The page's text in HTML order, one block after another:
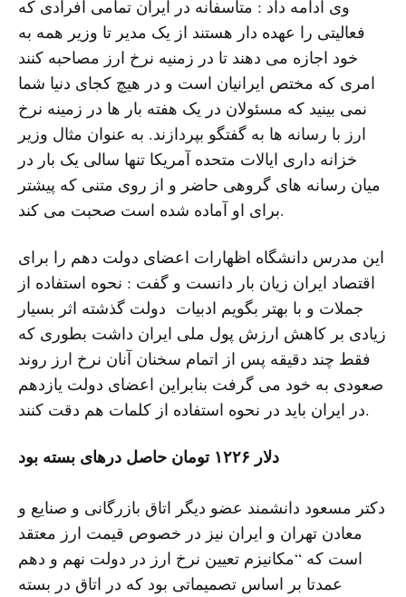
وی ادامه داد : متاسفانه در ایران تمامی افرادی که
فعالیتی را عهده دار هستند از یک مدیر تا وزیر همه به
خود اجازه می دهند تا در زمنیه نرخ ارز مصاحبه کنند
امری که مختص ایرانیان است و در هیچ کجای دنیا شما
نمی بینید که مسئولان در یک هفته بار ها در زمینه نرخ
ارز با رسانه ها به گفتگو بپردازند. به عنوان مثال وزیر
خزانه داری ایالات متحده آمریکا تنها سالی یک بار در
میان رسانه های گروهی حاضر و از روی متنی که پیشتر
برای او آماده شده است صحبت می کند.
این مدرس دانشگاه اظهارات اعضای دولت دهم را برای
اقتصاد ایران زیان بار دانست و گفت : نحوه استفاده از
جملات و با بهتر بگویم ادبیات دولت گذشته اثر بسیار
زیادی بر کاهش ارزش پول ملی ایران داشت بطوری که
فقط چند دقیقه پس از اتمام سخنان آنان نرخ ارز روند
صعودی به خود می گرفت بنابراین اعضای دولت یازدهم
در ایران باید در نحوه استفاده از کلمات هم دقت کنند.
دلار ۱۲۲۶ تومان حاصل درهای بسته بود
دکتر مسعود دانشمند عضو دیگر اتاق بازرگانی و صنایع و
معادن تهران و ایران نیز در خصوص قیمت ارز معتقد
است که “مکانیزم تعیین نرخ ارز در دولت نهم و دهم
عمدتا بر اساس تصمیماتی بود که در اتاق در بسته